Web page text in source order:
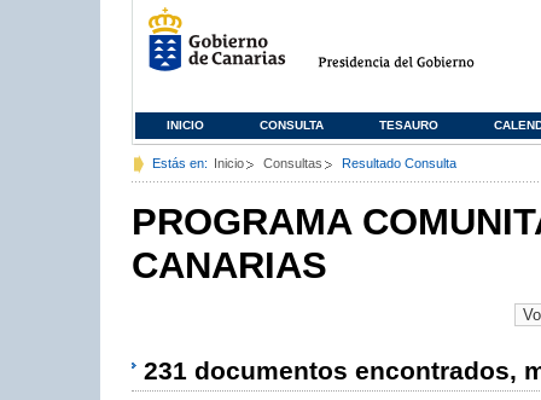
INICIO CONSULTA TESAURO
Estás en: Inicio Consultas Resultado Consulta
PROGRAMA
CANARIAS
231 documentos encontrados,